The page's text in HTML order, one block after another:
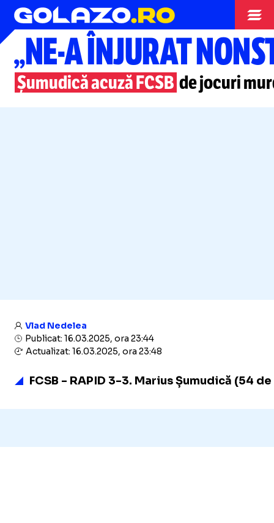
Superliga
„NE-AÎNJURAT
Șumudică acuză FCSB de jocuri
Vlad Nedelea
Publicat: 16.03.2025, ora 23:44
Actualizat: 16.03.2025, ora 23:48
FCSB - RAPID 3-3. Marius Șumudică (54